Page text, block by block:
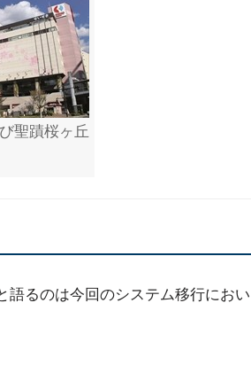
聖蹟桜ヶ丘
語るのは今回のシステム移行におい